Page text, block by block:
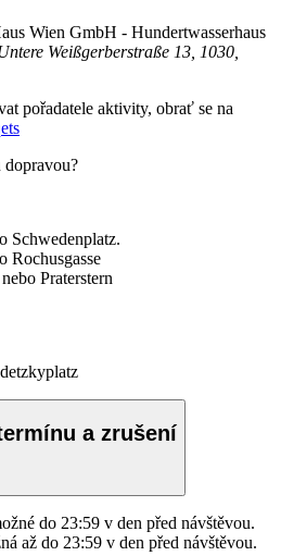
Wien GmbH - Hundertwasserhaus
Weißgerberstraße 13, 1030,
pořadatele aktivity, obrať se na
dopravou?
Schwedenplatz.
Rochusgasse
Praterstern
a zrušení
do 23:59 v den před návštěvou.
až do 23:59 v den před návštěvou.